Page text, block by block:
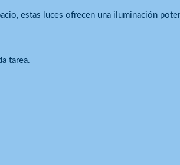
estas luces ofrecen una iluminación
tarea.